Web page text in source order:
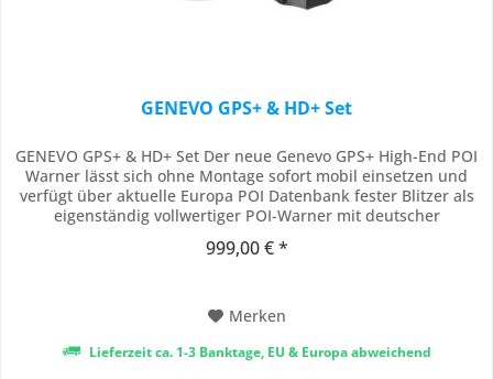
GENEVO GPS+ & HD+ Set
GENEVO GPS+ & HD+ Set Der neue Genevo GPS+ High-End POI
Warner lässt sich ohne Montage sofort mobil einsetzen und
verfügt über aktuelle Europa POI Datenbank fester Blitzer als
eigenständig vollwertiger POI-Warner mit deutscher
am Matrix Display über Gefahren bestens informiert. (POI
999,00 € *
Merken
Lieferzeit ca. 1-3 Banktage, EU & Europa abweichend